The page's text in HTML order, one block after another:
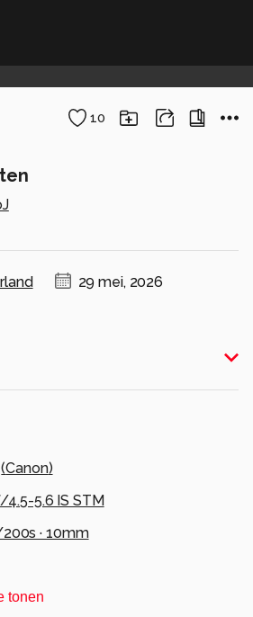
10
29 mei, 2026
(Canon)
5.6 IS STM
·10mm
tonen